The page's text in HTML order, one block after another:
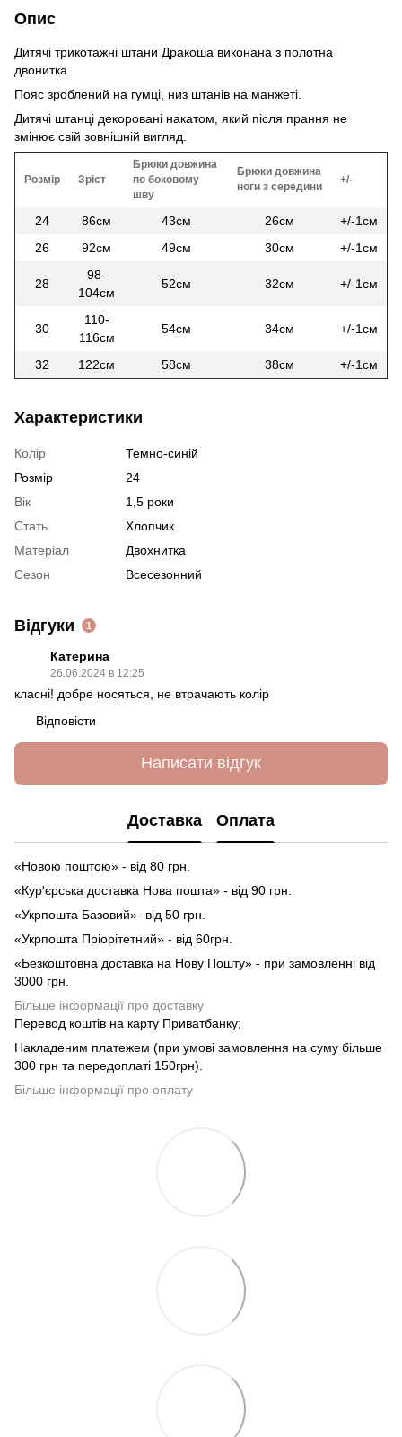
Опис
Дитячі трикотажні штани Дракоша виконана з полотна
двонитка.
Пояс зроблений на гумці, низ штанів на манжеті.
Дитячі штанці декоровані накатом, який після прання не
змінює свій зовнішній вигляд.
Розмір Зріст
Брюки довжина
по боковому
шву
Брюки довжина
ноги з середини
+/-
24 86см 43см 26см
+/-1см
26
92см 49см 30см +/-1см
28
98-
104см
52см 32см +/-1см
30
110-
116см
54см 34см +/-1см
32 122см 58см 38см +/-1см
Характеристики
Колір
Темно-синій
Розмір
24
Вік
1,5 роки
Стать
Хлопчик
Матеріал
Двохнитка
Сезон
Всесезонний
Відгуки 1
Катерина
26.06.2024 в 12:25
класні! добре носяться, не втрачають колір
Відповісти
Написати відгук
Доставка Оплата
«Новою поштою» - від 80 грн.
«Кур'єрська доставка Нова пошта» - від 90 грн.
«Укрпошта Базовий»- від 50 грн.
«Укрпошта Пріорітетний» - від 60грн.
«Безкоштовна доставка на Нову Пошту» - при замовленні від
3000 грн.
Більше інформації про доставку
Перевод коштів на карту Приватбанку;
Накладеним платежем (при умові замовлення на суму більше
300 грн та передоплаті 150грн).
Більше інформації про оплату